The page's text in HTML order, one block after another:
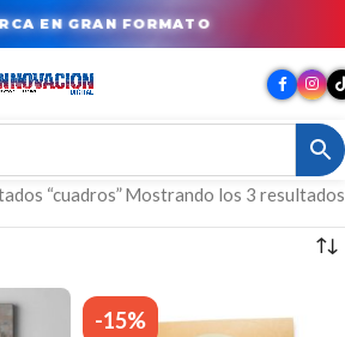
EN GRAN FORMATO
“cuadros”Mostrando los 3 resultados
-15%